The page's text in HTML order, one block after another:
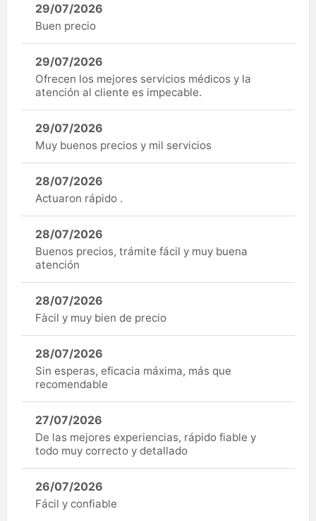
29/07/2026
Buen precio
29/07/2026
Ofrecen los mejores servicios médicos y la
atención al cliente es impecable.
29/07/2026
Muy buenos precios y mil servicios
28/07/2026
Actuaron rápido .
28/07/2026
Buenos precios, trámite fácil y muy buena
atención
28/07/2026
Fàcil y muy bien de precio
28/07/2026
Sin esperas, eficacia máxima, más que
recomendable
27/07/2026
De las mejores experiencias, rápido fiable y
todo muy correcto y detallado
26/07/2026
Fácil y confiable